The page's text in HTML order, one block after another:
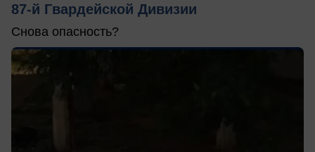
87-й Гвардейской Дивизии
Снова опасность?